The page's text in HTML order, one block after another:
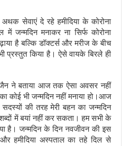
सेवाएं दे रहे हमीदिया के कोरोना
में जन्मदिन मनाकर ना सिर्फ कोरोना
है बल्कि डॉक्टर्स और मरीज के बीच
प्रस्तुत किया है। ऐसे वायके बिरले ही
ने बताया आज तक ऐसा अवसर नहीं
कोई भी जन्मदिन नहीं मनाया हो।आज
सदस्यों की तरह मेरी बहन का जन्मदिन
में बयां नहीं कर सकता। हम सभी के
है। जन्मदिन के दिन नवजीवन की इस
हमीदिया अस्पताल का तहे दिल से